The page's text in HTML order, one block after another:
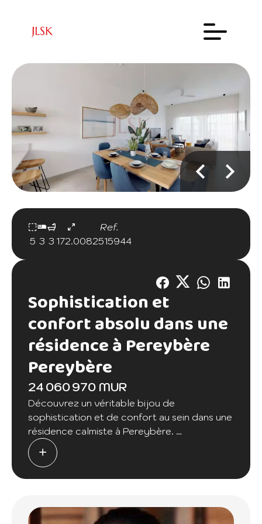
5 3 3 172.00
Ref.
82515944
Sophistication et
confort absolu dans une
résidence à Pereybère
Pereybère
24 060 970 MUR
Découvrez un véritable bijou de
sophistication et de confort au sein dans une
résidence calmiste à Pereybère.
Dès que vous pénétrez dans l'entrée